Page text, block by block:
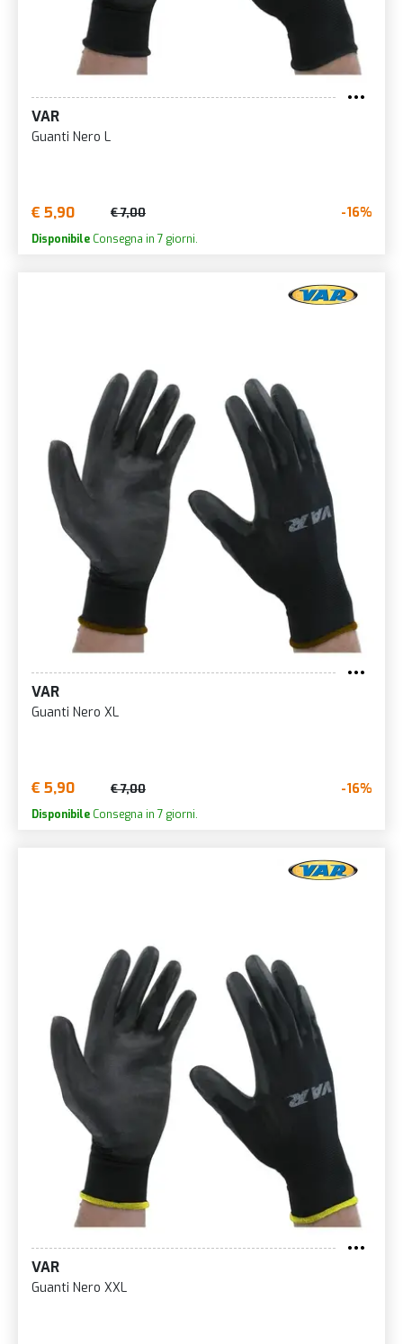
VAR
Guanti Nero L
€ 5,90 € 7,00 -16%
Disponibile Consegna in 7 giorni.
VAR
Guanti Nero XL
€ 5,90 € 7,00 -16%
Disponibile Consegna in 7 giorni.
VAR
Guanti Nero XXL